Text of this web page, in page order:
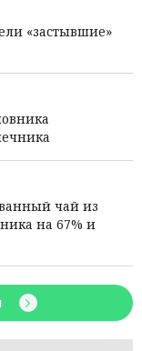
«застывшие»
чай из
на 67% и